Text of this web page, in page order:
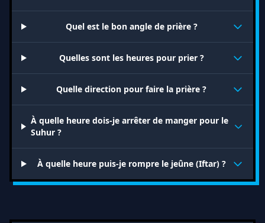
Quel est le bon angle de prière ?
Quelles sont les heures pour prier ?
Quelle direction pour faire la prière ?
À quelle heure dois-je arrêter de manger pour le
Suhur ?
À quelle heure puis-je rompre le jeûne (Iftar) ?